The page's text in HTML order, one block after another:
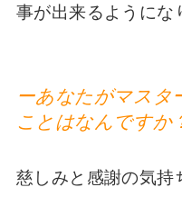
事が出来るようにな
ーあなたがマスタ
ことはなんですか
慈しみと感謝の気持